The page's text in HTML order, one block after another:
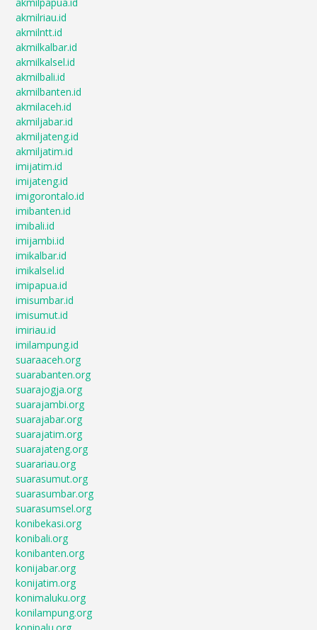
akmilpapua.id
akmilriau.id
akmilntt.id
akmilkalbar.id
akmilkalsel.id
akmilbali.id
akmilbanten.id
akmilaceh.id
akmiljabar.id
akmiljateng.id
akmiljatim.id
imijatim.id
imijateng.id
imigorontalo.id
imibanten.id
imibali.id
imijambi.id
imikalbar.id
imikalsel.id
imipapua.id
imisumbar.id
imisumut.id
imiriau.id
imilampung.id
suaraaceh.org
suarabanten.org
suarajogja.org
suarajambi.org
suarajabar.org
suarajatim.org
suarajateng.org
suarariau.org
suarasumut.org
suarasumbar.org
suarasumsel.org
konibekasi.org
konibali.org
konibanten.org
konijabar.org
konijatim.org
konimaluku.org
konilampung.org